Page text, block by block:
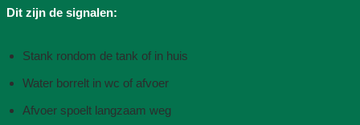
Dit zijn de signalen:
Stank rondom de tank of in huis
Water borrelt in wc of afvoer
Afvoer spoelt langzaam weg